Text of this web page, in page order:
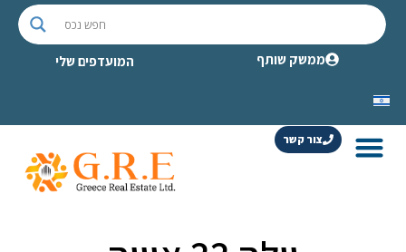
ממשק שותף המועדפים שלי
צור קשר